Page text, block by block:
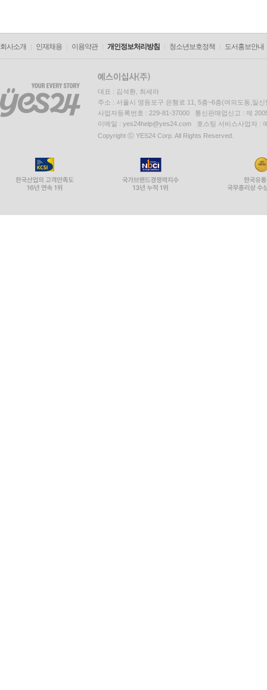
회사소개 인재채용 이용약관 개인정보처리방침 청소년보호정책 도서홍보안내
대표 : 김석환, 최세라
주소 : 서울시 영등포구 은행로 11, 5층~6층(여의도동,일신
사업자등록번호 : 229-81-37000 통신판매업신고 : 제
이메일 : yes24help@yes24.com 호스팅 서비스사업자 :
Copyright ⓒ YES24 Corp. All Rights Reserved.